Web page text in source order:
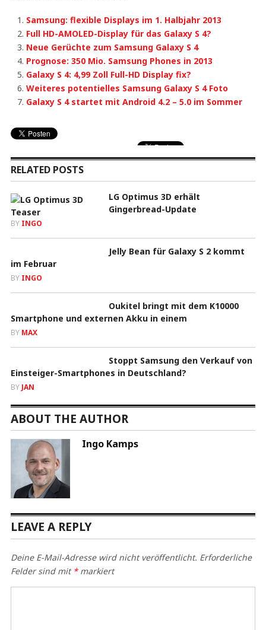
Samsung: flexible Displays im 1. Halbjahr 2013
Full HD-AMOLED-Display für das Galaxy S 4?
Neue Gerüchte zum Samsung Galaxy S 4
Prognose: 350 Mio. Samsung Phones in 2013
Galaxy S 4: 4,99 Zoll Full-HD Display fix?
Weiteres potentielles Samsung Galaxy S 4 Foto
Galaxy S 4 startet mit Android 4.2 – 5.0 im Sommer
RELATED POSTS
LG Optimus 3D erhält
Gingerbread-Update
BY INGO
Jelly Bean für Galaxy S 2 kommt
im Februar
BY INGO
Oukitel bringt mit dem K10000
Smartphone und externen Akku in einem
BY MAX
Stoppt Samsung den Verkauf von
Einsteiger-Smartphones in Deutschland?
BY JAN
ABOUT THE AUTHOR
Ingo Kamps
LEAVE A REPLY
Deine E-Mail-Adresse wird nicht veröffentlicht. Erforderliche
Felder sind mit *markiert